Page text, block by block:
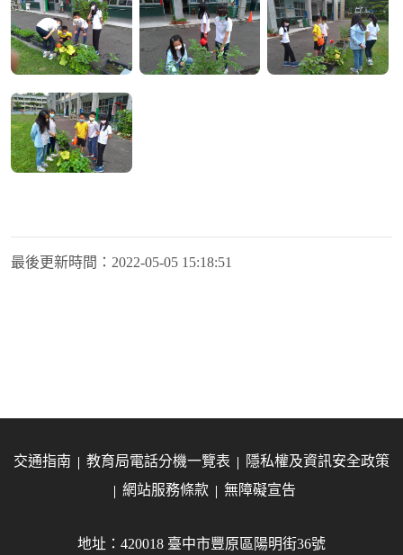
最後更新時間： 2022-05-05 15:18:51
交通指南 教育局電話分機一覽表
隱私權及資訊安全政策
網站服務條款
無障礙宣告
地址：420018 臺中市豐原區陽明街36號